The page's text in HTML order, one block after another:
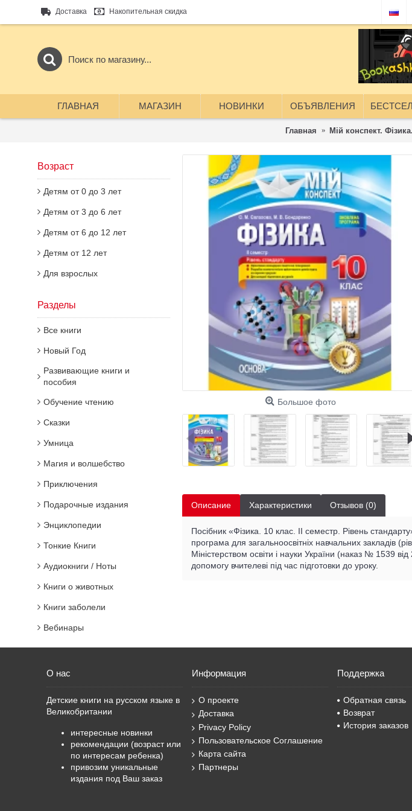
Доставка Накопительная скидка
ГЛАВНАЯ МАГАЗИН НОВИНКИ ОБЪЯВЛЕНИЯ
Главная Мій конспект.
Возраст
Детям от 0 до 3 лет
Детям от 3 до 6 лет
Детям от 6 до 12 лет
Детям от 12 лет
Для взрослых
Разделы
Все книги
Новый Год
Развивающие книги и
пособия
Обучение чтению
Сказки
Умница
Магия и волшебство
Приключения
Подарочные издания
Энциклопедии
Тонкие Книги
Аудиокниги / Ноты
Книги о животных
Книги заболели
Вебинары
Большое фото
Описание Характеристики Отзывов (0)
Посібник «Фізика. 10 клас. II семестр. Рівень
програма для загальноосвітніх навчальних закладів
Міністерством освіти і науки України (наказ № 1539
допомогу вчителеві під час підготовки до уроку.
О нас
Детские книги на русском языке в
Великобритании
интересные новинки
рекомендации (возраст или
по интересам ребенка)
привозим уникальные
издания под Ваш заказ
Информация
О проекте
Доставка
Privacy Policy
Пользовательское Соглашение
Карта сайта
Партнеры
Поддержка
Обратная связь
Возврат
История заказов